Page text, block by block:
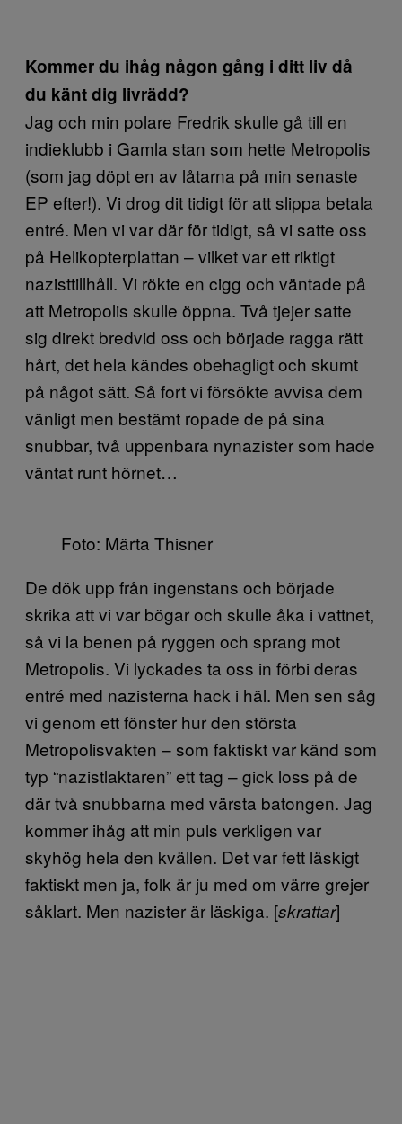
Kommer du ihåg någon gång i ditt liv då
du känt dig livrädd?
Jag och min polare Fredrik skulle gå till en
indieklubb i Gamla stan som hette Metropolis
(som jag döpt en av låtarna på min senaste
EP efter!). Vi drog dit tidigt för att slippa betala
entré. Men vi var där för tidigt, så vi satte oss
på Helikopterplattan – vilket var ett riktigt
nazisttillhåll. Vi rökte en cigg och väntade på
att Metropolis skulle öppna. Två tjejer satte
sig direkt bredvid oss och började ragga rätt
hårt, det hela kändes obehagligt och skumt
på något sätt. Så fort vi försökte avvisa dem
vänligt men bestämt ropade de på sina
snubbar, två uppenbara nynazister som hade
väntat runt hörnet…
Foto: Märta Thisner
De dök upp från ingenstans och började
skrika att vi var bögar och skulle åka i vattnet,
så vi la benen på ryggen och sprang mot
Metropolis. Vi lyckades ta oss in förbi deras
entré med nazisterna hack i häl. Men sen såg
vi genom ett fönster hur den största
Metropolisvakten – som faktiskt var känd som
typ “nazistlaktaren” ett tag – gick loss på de
där två snubbarna med värsta batongen. Jag
kommer ihåg att min puls verkligen var
skyhög hela den kvällen. Det var fett läskigt
faktiskt men ja, folk är ju med om värre grejer
såklart. Men nazister är läskiga. [skrattar]